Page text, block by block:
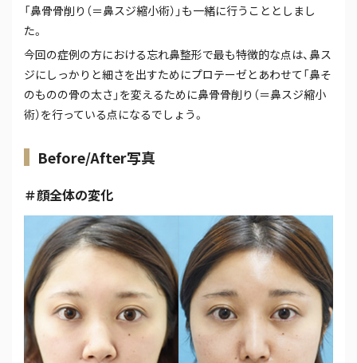
「鼻骨骨削り（＝鼻スジ縮小術）」も一緒に行うこととしまし
た。
今回の症例の方における忘れ鼻整形で最も特徴的な点は、鼻ス
ジにしっかりと細さを出すためにプロテーゼとあわせて「鼻そ
のものの骨の太さ」を変えるために鼻骨骨削り（＝鼻スジ縮小
術）を行っている点になるでしょう。
Before/After写真
＃顔全体の変化